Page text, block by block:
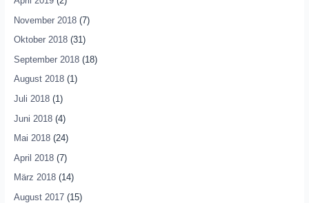
November 2018(7)
Oktober 2018(31)
September 2018(18)
August 2018(1)
Juli 2018(1)
Juni 2018(4)
Mai 2018(24)
April 2018(7)
März 2018(14)
August 2017(15)